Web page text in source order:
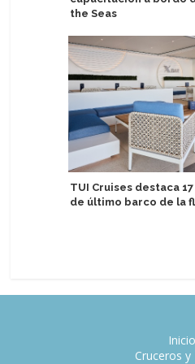
the Seas
TUI Cruises destaca
de último barco de la
Inicio
Cruceros y